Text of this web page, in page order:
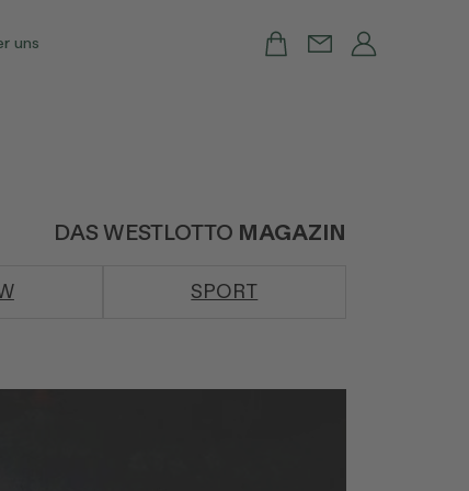
uns
DAS WESTLOTTO MAGAZIN
SPORT